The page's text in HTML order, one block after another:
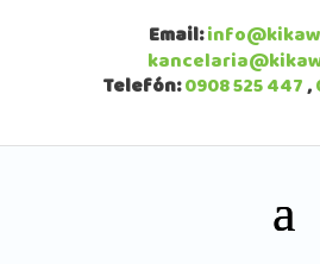
Email:
Telefón:0908 525 447,